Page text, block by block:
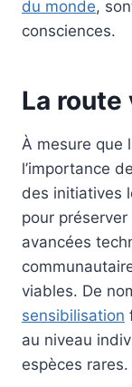
du monde,
consciences.
La route
À mesure que
l’importance
des initiatives
pour préserver
avancées
viables. De
sensibilisation
au niveau
espèces rares.